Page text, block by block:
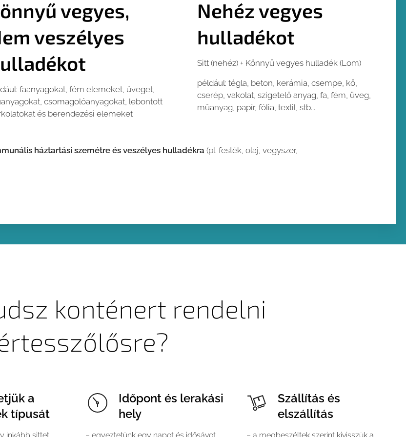
vegyes,
veszélyes
faanyagokat, fém elemeket, üveget,
csomagolóanyagokat, lebontott
és berendezési elemeket
Nehéz vegyes
hulladékot
Sitt (nehéz) + Könnyű vegyes hulladék (Lom)
például: tégla, beton, kerámia, csempe, kő,
cserép, vakolat, szigetelő anyag, fa, fém, üveg,
műanyag, papír, fólia, textil, stb...
háztartási szemétre és veszélyes hulladékra (pl. festék, olaj, vegyszer,
konténert rendelni
a
típusát
Időpont és lerakási
hely
Szállítás és
elszállítás